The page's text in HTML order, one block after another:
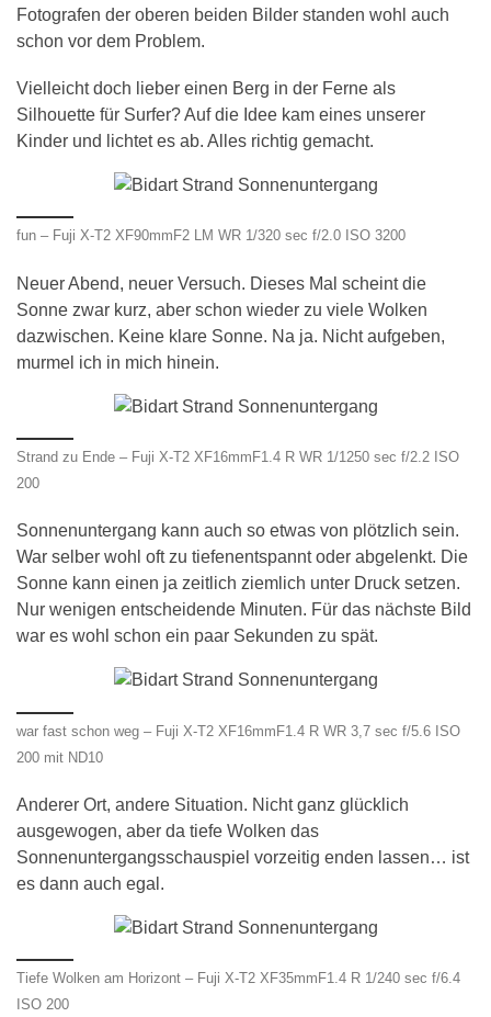
Fotografen der oberen beiden Bilder standen wohl auch
schon vor dem Problem.
Vielleicht doch lieber einen Berg in der Ferne als
Silhouette für Surfer? Auf die Idee kam eines unserer
Kinder und lichtet es ab. Alles richtig gemacht.
fun – Fuji X-T2 XF90mmF2 LM WR 1/320 sec f/2.0 ISO 3200
Neuer Abend, neuer Versuch. Dieses Mal scheint die
Sonne zwar kurz, aber schon wieder zu viele Wolken
dazwischen. Keine klare Sonne. Na ja. Nicht aufgeben,
murmel ich in mich hinein.
Strand zu Ende – Fuji X-T2 XF16mmF1.4 R WR 1/1250 sec f/2.2 ISO
200
Sonnenuntergang kann auch so etwas von plötzlich sein.
War selber wohl oft zu tiefenentspannt oder abgelenkt. Die
Sonne kann einen ja zeitlich ziemlich unter Druck setzen.
Nur wenigen entscheidende Minuten. Für das nächste Bild
war es wohl schon ein paar Sekunden zu spät.
war fast schon weg – Fuji X-T2 XF16mmF1.4 R WR 3,7 sec f/5.6 ISO
200 mit ND10
Anderer Ort, andere Situation. Nicht ganz glücklich
ausgewogen, aber da tiefe Wolken das
Sonnenuntergangsschauspiel vorzeitig enden lassen… ist
es dann auch egal.
Tiefe Wolken am Horizont – Fuji X-T2 XF35mmF1.4 R 1/240 sec f/6.4
ISO 200